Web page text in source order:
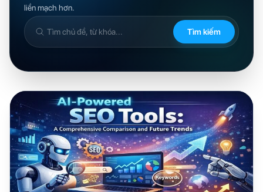
liền mạch hơn.
Tìm
trong
thức
Tìm kiếm